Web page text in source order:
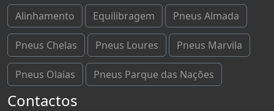
Alinhamento Equilibragem Pneus Almada
Pneus Chelas Pneus Loures Pneus Marvila
Pneus Olaias Pneus Parque das Nações
Contactos